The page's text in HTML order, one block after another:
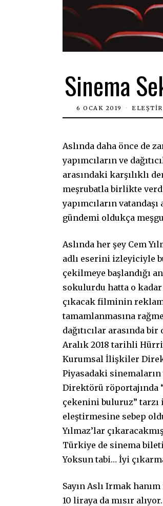
Sinema
6 OCAK 2019
Aslında daha önce de
yapımcıların ve
arasındaki karşılıklı
meşrubatla birlikte
yapımcıların
gündemi oldukça
Aslında her şey Cem
adlı eserini izleyiciyle
çekilmeye başlandığı
sokulurdu hatta o
çıkacak filminin
tamamlanmasına
dağıtıcılar arasında
Aralık 2018 tarihli
Kurumsal İlişkiler
Piyasadaki
Direktörü röportajında
çekenini buluruz” tarzı
eleştirmesine sebep
Yılmaz’lar
Türkiye de sinema
Yoksun tabi… İyi
Sayın Aslı Irmak
10 liraya da mısır